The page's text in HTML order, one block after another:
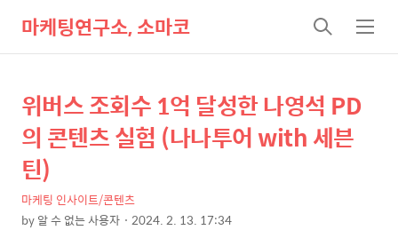
마케팅연구소, 소마코
검
색
메
뉴
상
세
컨
텐
츠
본
문
제
목
위버스 조회수 1억 달성한 나영석 PD
의 콘텐츠 실험 (나나투어 with 세븐
틴)
마케팅 인사이트/콘텐츠
by알 수 없는 사용자 2024. 2. 13. 17:34